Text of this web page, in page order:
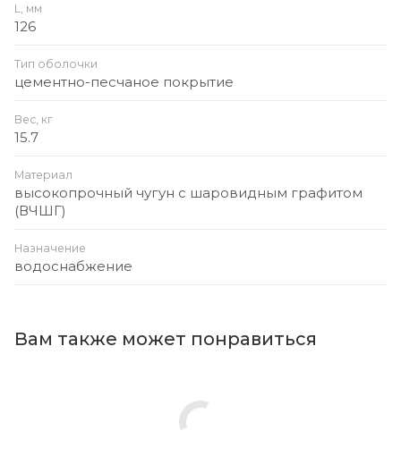
L, мм
126
Тип оболочки
цементно-песчаное покрытие
Вес, кг
15.7
Материал
высокопрочный чугун с шаровидным графитом
(ВЧШГ)
Назначение
водоснабжение
Вам также может понравиться